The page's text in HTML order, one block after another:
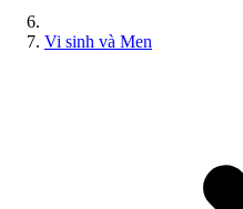
Vi sinh và Men